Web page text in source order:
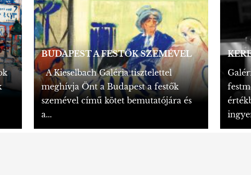
BUDAPEST A FESTŐK SZEMÉVEL
A Kieselbach Galéria tisztelettel
meghívja Önt a Budapest a festők
szemével című kötet bemutatójára és
a...